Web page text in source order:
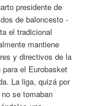
presidente de
de baloncesto -
el tradicional
mantiene
y directivos de la
el Eurobasket
La liga, quizá por
se tomaban